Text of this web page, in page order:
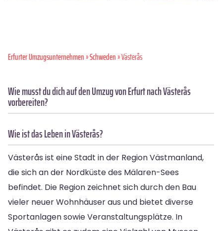
Erfurter Umzugsunternehmen»Schweden» Västerås
Wie musst du dich auf den Umzug von Erfurt nach Västerås
vorbereiten?
Wie ist das Leben in Västerås?
Västerås ist eine Stadt in der Region Västmanland,
die sich an der Nordküste des Mälaren-Sees
befindet. Die Region zeichnet sich durch den Bau
vieler neuer Wohnhäuser aus und bietet diverse
Sportanlagen sowie Veranstaltungsplätze. In